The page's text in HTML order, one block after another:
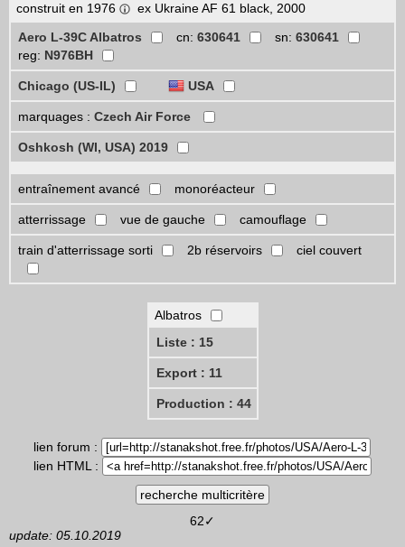
construit en 1976
ex Ukraine AF 61 black, 2000
Aero L-39C Albatros
cn: 630641 sn: 630641
reg: N976BH
Chicago (US-IL) USA
marquages : Czech Air Force
Oshkosh (WI, USA) 2019
entraînement avancé monoréacteur
atterrissage vue de gauche camouflage
train d'atterrissage sorti 2b réservoirs ciel couvert
Albatros
Liste : 15
Export : 11
Production : 44
lien forum :
lien HTML :
62✓
update: 05.10.2019